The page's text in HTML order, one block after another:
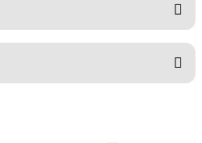
Sor
açıklamalarında ve diğer
noktaları öneri formunu